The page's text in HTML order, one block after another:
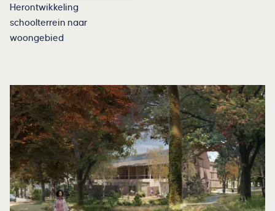
Herontwikkeling
schoolterrein naar
woongebied